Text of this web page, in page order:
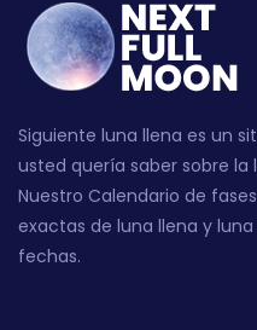
Siguiente luna llena es un
usted quería saber sobre la
Nuestro Calendario de
exactas de luna llena y
fechas.